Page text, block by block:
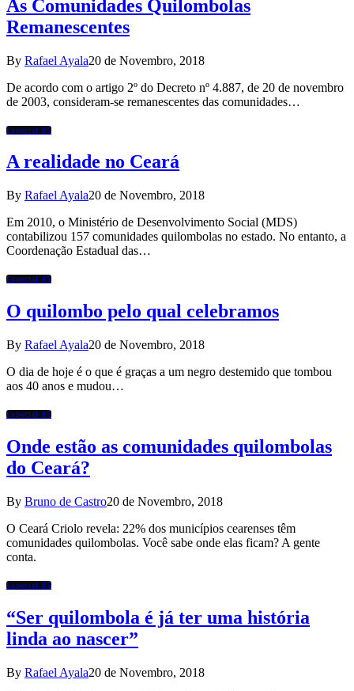
As Comunidades Quilombolas
Remanescentes
By Rafael Ayala20 de Novembro, 2018
De acordo com o artigo 2º do Decreto nº 4.887, de 20 de novembro
de 2003, consideram-se remanescentes das comunidades…
Especial 85
A realidade no Ceará
By Rafael Ayala20 de Novembro, 2018
Em 2010, o Ministério de Desenvolvimento Social (MDS)
contabilizou 157 comunidades quilombolas no estado. No entanto, a
Coordenação Estadual das…
Especial 85
O quilombo pelo qual celebramos
By Rafael Ayala20 de Novembro, 2018
O dia de hoje é o que é graças a um negro destemido que tombou
aos 40 anos e mudou…
Especial 85
Onde estão as comunidades quilombolas
do Ceará?
By Bruno de Castro20 de Novembro, 2018
O Ceará Criolo revela: 22% dos municípios cearenses têm
comunidades quilombolas. Você sabe onde elas ficam? A gente
conta.
Especial 85
“Ser quilombola é já ter uma história
linda ao nascer”
By Rafael Ayala20 de Novembro, 2018